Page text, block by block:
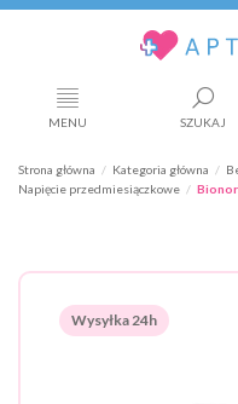
MENU SZUKAJ
Strona główna Kategoria główna
Napięcie przedmiesiączkowe
Wysyłka 24h